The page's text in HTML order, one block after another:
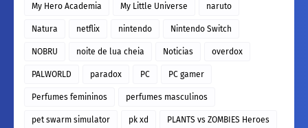
My Hero Academia My Little Universe naruto
Natura netflix nintendo Nintendo Switch
NOBRU noite de lua cheia Noticias overdox
PALWORLD paradox PC PC gamer
Perfumes femininos perfumes masculinos
pet swarm simulator pk xd PLANTS vs ZOMBIES Heroes